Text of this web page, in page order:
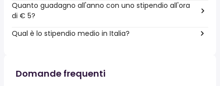
Quanto guadagno all'anno con uno stipendio all'ora
di € 5?
Qual è lo stipendio medio in Italia?
Domande frequenti